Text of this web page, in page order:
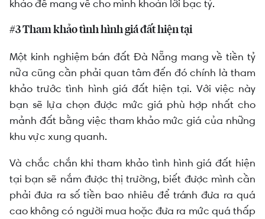
khảo để mang về cho mình khoản lời bạc tỷ.
#3 Tham khảo tình hình giá đất hiện tại
Một kinh nghiệm bán đất Đà Nẵng mang về tiền tỷ
nữa cũng cần phải quan tâm đến đó chính là tham
khảo trước tình hình giá đất hiện tại. Với việc này
bạn sẽ lựa chọn được mức giá phù hợp nhất cho
mảnh đất bằng việc tham khảo mức giá của những
khu vực xung quanh.
Và chắc chắn khi tham khảo tình hình giá đất hiện
tại bạn sẽ nắm được thị trường, biết được mình cần
phải đưa ra số tiền bao nhiêu để tránh đưa ra quá
cao không có người mua hoặc đưa ra mức quá thấp